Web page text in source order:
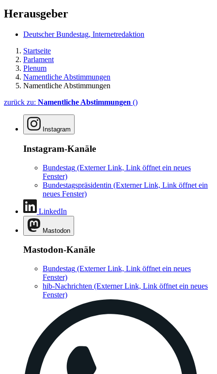
Herausgeber
Deutscher Bundestag, Internetredaktion
Startseite
Parlament
Plenum
Namentliche Abstimmungen
Namentliche Abstimmungen
zurück zu: Namentliche Abstimmungen ()
Instagram
Instagram-Kanäle
Bundestag (Externer Link, Link öffnet ein neues
Fenster)
Bundestagspräsidentin (Externer Link, Link öffnet ein
neues Fenster)
LinkedIn
Mastodon
Mastodon-Kanäle
Bundestag (Externer Link, Link öffnet ein neues
Fenster)
hib-Nachrichten (Externer Link, Link öffnet ein neues
Fenster)